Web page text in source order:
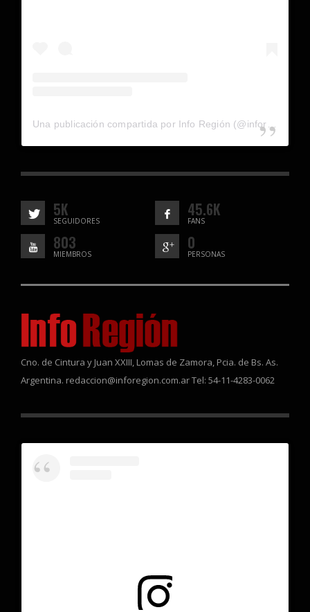
Una publicación compartida por Info Región (@inforegion_redes)
5K
SEGUIDORES
45.6K
FANS
803
MIEMBROS
0
PERSONAS
Cno. de Cintura y Juan XXIII, Lomas de Zamora, Pcia. de Bs. As.
Argentina. redaccion@inforegion.com.ar Tel: 54-11-4283-0062